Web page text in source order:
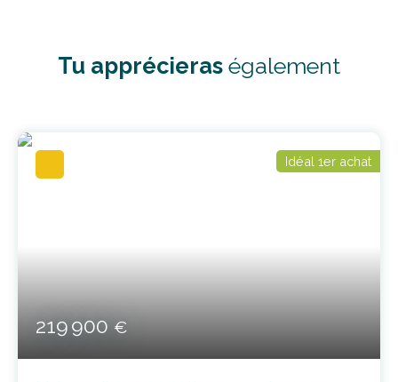
Tu apprécieras également
219 900€
Idéal 1er achat